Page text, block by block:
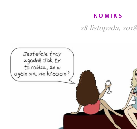
KOMIKS
28 listopada, 2018